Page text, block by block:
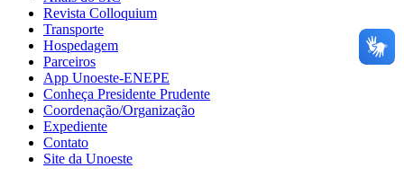
Revista Colloquium
Transporte
Hospedagem
Parceiros
App Unoeste-ENEPE
Conheça Presidente Prudente
Coordenação/Organização
Expediente
Contato
Site da Unoeste